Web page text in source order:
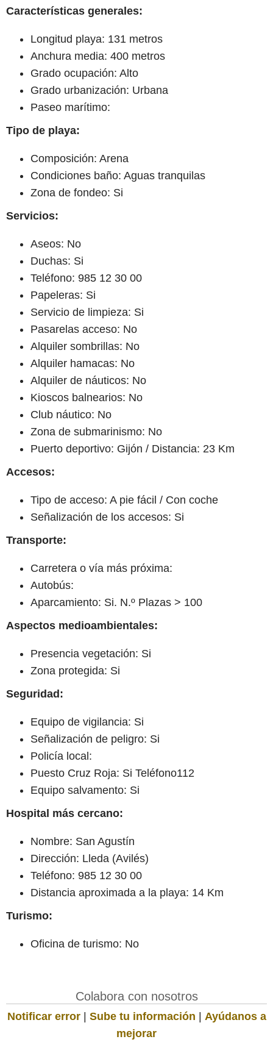
Características generales:
Longitud playa: 131 metros
Anchura media: 400 metros
Grado ocupación: Alto
Grado urbanización: Urbana
Paseo marítimo:
Tipo de playa:
Composición: Arena
Condiciones baño: Aguas tranquilas
Zona de fondeo: Si
Servicios:
Aseos: No
Duchas: Si
Teléfono: 985 12 30 00
Papeleras: Si
Servicio de limpieza: Si
Pasarelas acceso: No
Alquiler sombrillas: No
Alquiler hamacas: No
Alquiler de náuticos: No
Kioscos balnearios: No
Club náutico: No
Zona de submarinismo: No
Puerto deportivo: Gijón / Distancia: 23 Km
Accesos:
Tipo de acceso: A pie fácil / Con coche
Señalización de los accesos: Si
Transporte:
Carretera o vía más próxima:
Autobús:
Aparcamiento: Si. N.º Plazas > 100
Aspectos medioambientales:
Presencia vegetación: Si
Zona protegida: Si
Seguridad:
Equipo de vigilancia: Si
Señalización de peligro: Si
Policía local:
Puesto Cruz Roja: Si Teléfono112
Equipo salvamento: Si
Hospital más cercano:
Nombre: San Agustín
Dirección: Lleda (Avilés)
Teléfono: 985 12 30 00
Distancia aproximada a la playa: 14 Km
Turismo:
Oficina de turismo: No
Colabora con nosotros
Notificar error| Sube tu información | Ayúdanos a
mejorar